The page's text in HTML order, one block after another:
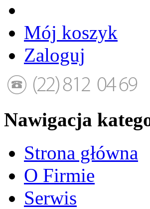
Mój koszyk
Zaloguj
Nawigacja
Strona główna
O Firmie
Serwis